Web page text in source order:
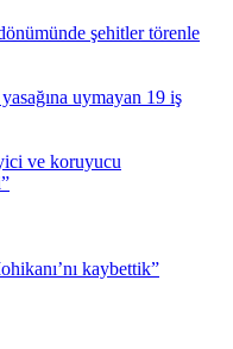
şehitler törenle
uymayan 19 iş
ve koruyucu
kaybettik”